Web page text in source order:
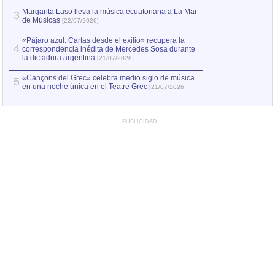
3 Margarita Laso lleva la música ecuatoriana a La Mar
de Músicas [22/07/2026]
4
«Pájaro azul. Cartas desde el exilio» recupera la
correspondencia inédita de Mercedes Sosa durante
la dictadura argentina [21/07/2026]
5 «Cançons del Grec» celebra medio siglo de música
en una noche única en el Teatre Grec [21/07/2026]
PUBLICIDAD